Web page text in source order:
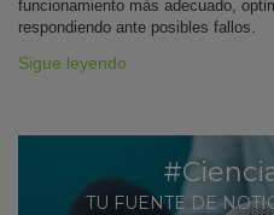
funcionamiento más adecuado,
respondiendo ante posibles fallos.
Sigue leyendo
TU FUENTE DE